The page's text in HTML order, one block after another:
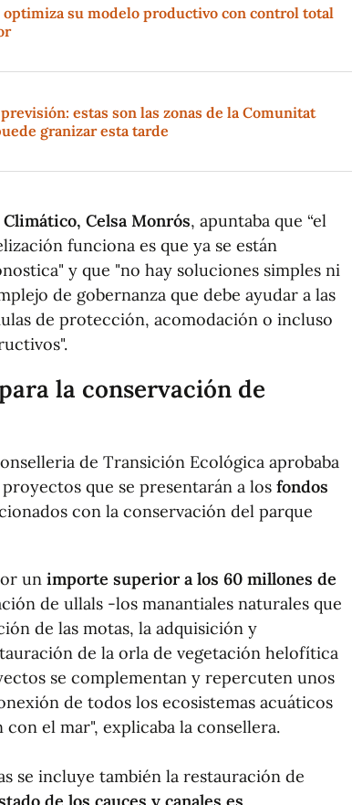
su modelo productivo con control total
estas son las zonas de la Comunitat
granizar esta tarde
Celsa Monrós, apuntaba que “el
funciona es que ya se están
y que "no hay soluciones simples ni
de gobernanza que debe ayudar a las
de protección, acomodación o incluso
la conservación de
de Transición Ecológica aprobaba
que se presentarán a los fondos
con la conservación del parque
un importe superior a los 60 millones de
de ullals -los manantiales naturales que
de las motas, la adquisición y
de la orla de vegetación helofítica
se complementan y repercuten unos
de todos los ecosistemas acuáticos
el mar", explicaba la consellera.
se incluye también la restauración de
de los cauces y canales es